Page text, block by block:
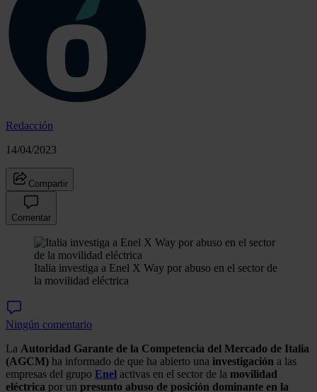
Redacción
14/04/2023
Compartir
Comentar
Italia investiga a Enel X Way por abuso en el sector de
la movilidad eléctrica
Ningún comentario
La Autoridad Garante de la Competencia del Mercado de Italia
(AGCM) ha informado de que ha abierto una investigación a las
empresas del grupo Enel activas en el sector de la movilidad
eléctrica por un presunto abuso de posición dominante en la